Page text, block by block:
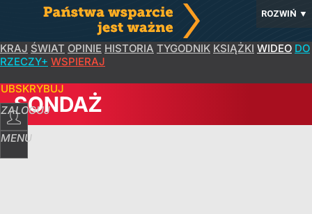
ROZWIŃ ▼
KRAJ ŚWIAT OPINIE HISTORIA TYGODNIK KSIĄŻKI WIDEO DO
RZECZY+ WSPIERAJ
ZALOGUJ
MENU
SONDAŻ